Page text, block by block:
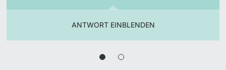
ANTWORT EINBLENDEN